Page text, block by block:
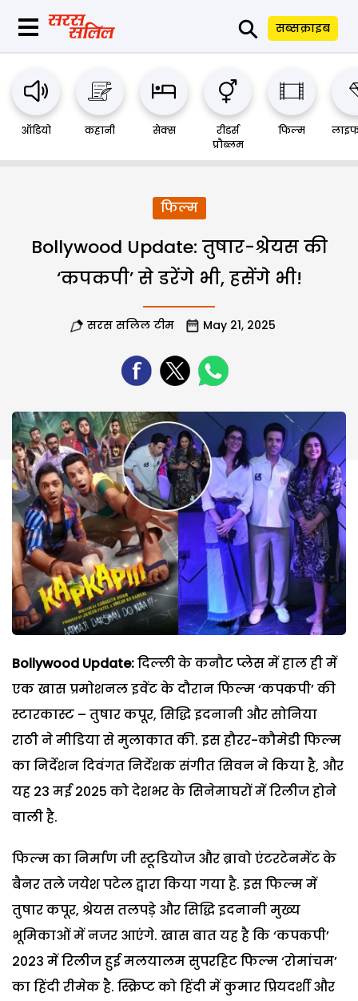
⚲ सब्सक्राइब
ऑडियो कहानी सेक्स
रीडर्स
प्रौब्लम
फिल्म
फिल्म
Bollywood Update: तुषार-श्रेयस की
‘कपकपी’ से डरेंगे भी, हसेंगे भी!
सरस सलिल टीम May 21, 2025
Bollywood Update:दिल्ली के कनौट प्लेस में हाल ही में
एक खास प्रमोशनल इवेंट के दौरान फिल्म ‘कपकपी’ की
स्टारकास्ट – तुषार कपूर, सिद्धि इदनानी और सोनिया
राठी ने मीडिया से मुलाकात की. इस हौरर-कौमेडी फिल्म
का निर्देशन दिवंगत निर्देशक संगीत सिवन ने किया है, और
यह 23 मई 2025 को देशभर के सिनेमाघरों में रिलीज होने
वाली है.
फिल्म का निर्माण जी स्टूडियोज और ब्रावो एंटरटेनमेंट के
बैनर तले जयेश पटेल द्वारा किया गया है. इस फिल्म में
तुषार कपूर, श्रेयस तलपड़े और सिद्धि इदनानी मुख्य
भूमिकाओं में नजर आएंगे. खास बात यह है कि ‘कपकपी’
2023 में रिलीज हुई मलयालम सुपरहिट फिल्म ‘रोमांचम’
का हिंदी रीमेक है. स्क्रिप्ट को हिंदी में कुमार प्रियदर्शी और